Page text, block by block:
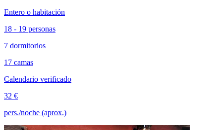
Entero o habitación
18 - 19 personas
7 dormitorios
17 camas
Calendario verificado
32 €
pers./noche (aprox.)